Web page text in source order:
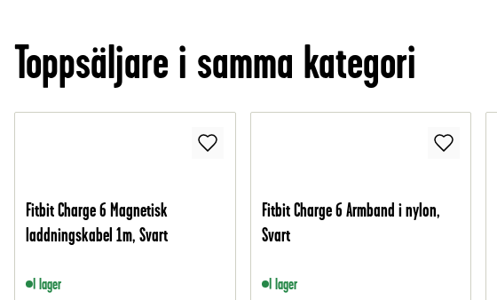
Toppsäljare i samma kategori
Fitbit Charge 6 Magnetisk
laddningskabel 1m, Svart
I lager
Fitbit Charge 6 Armband i nylon,
Svart
I lager